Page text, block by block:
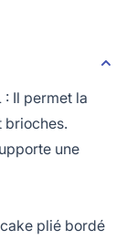
: Il permet la
brioches.
une
cake plié bordé